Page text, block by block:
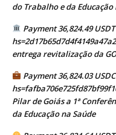
do Trabalho e da Educação
Payment 36,824.49 USDT
entrega revitalização da
Payment 36,824.03
Pilar de Goiás a 1ª
da Educação na Saúde